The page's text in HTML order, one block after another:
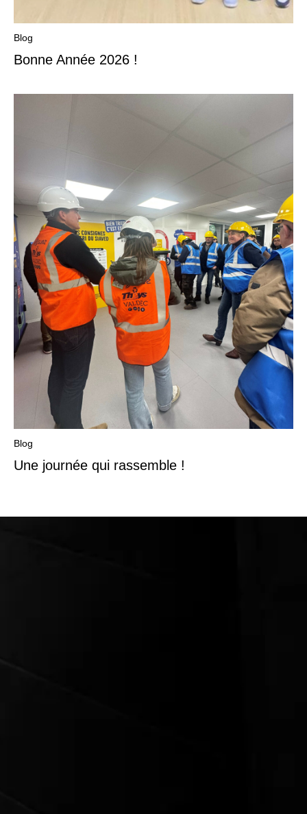
Blog
Bonne Année 2026 !
Blog
Une journée qui rassemble !